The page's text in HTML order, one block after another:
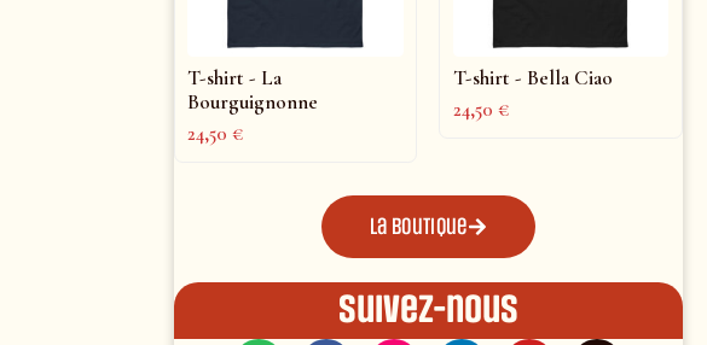
T-shirt - La
Bourguignonne
24,50€
T-shirt - Bella Ciao
24,50€
La boutique
Suivez-nous